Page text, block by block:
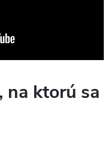
na ktorú sa